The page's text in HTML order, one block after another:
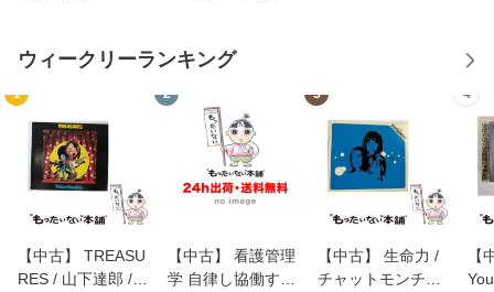
ウィークリーランキング
1
【中古】 TREASU
RES / 山下達郎 /
2
【中古】 看護管理
学 自律し協働する
3
【中古】 生命力 /
チャットモンチー /
4
【